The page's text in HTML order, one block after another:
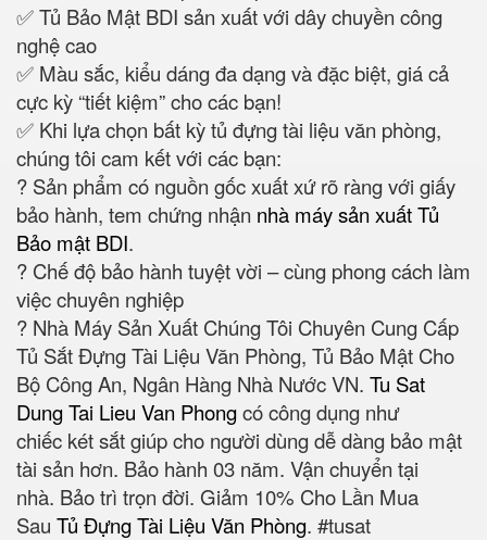
✅ Tủ Bảo Mật BDI sản xuất với dây chuyền công
nghệ cao
✅ Màu sắc, kiểu dáng đa dạng và đặc biệt, giá cả
cực kỳ “tiết kiệm” cho các bạn!
✅ Khi lựa chọn bất kỳ tủ đựng tài liệu văn phòng,
chúng tôi cam kết với các bạn:
? Sản phẩm có nguồn gốc xuất xứ rõ ràng với giấy
bảo hành, tem chứng nhận nhà máy sản xuất Tủ
Bảo mật BDI.
? Chế độ bảo hành tuyệt vời – cùng phong cách làm
việc chuyên nghiệp
? Nhà Máy Sản Xuất Chúng Tôi Chuyên Cung Cấp
Tủ Sắt Đựng Tài Liệu Văn Phòng, Tủ Bảo Mật Cho
Bộ Công An, Ngân Hàng Nhà Nước VN. Tu Sat
Dung Tai Lieu Van Phongcó công dụng như
chiếc két sắt giúp cho người dùng dễ dàng bảo mật
tài sản hơn. Bảo hành 03 năm. Vận chuyển tại
nhà. Bảo trì trọn đời. Giảm 10% Cho Lần Mua
Sau Tủ Đựng Tài Liệu Văn Phòng. #tusat